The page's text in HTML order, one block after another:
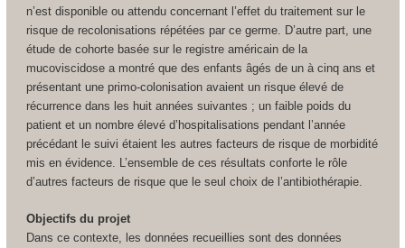
n’est disponible ou attendu concernant l’effet du traitement sur le
risque de recolonisations répétées par ce germe. D’autre part, une
étude de cohorte basée sur le registre américain de la
mucoviscidose a montré que des enfants âgés de un à cinq ans et
présentant une primo-colonisation avaient un risque élevé de
récurrence dans les huit années suivantes ; un faible poids du
patient et un nombre élevé d’hospitalisations pendant l’année
précédant le suivi étaient les autres facteurs de risque de morbidité
mis en évidence. L’ensemble de ces résultats conforte le rôle
d’autres facteurs de risque que le seul choix de l’antibiothérapie.
Objectifs du projet
Dans ce contexte, les données recueillies sont des données